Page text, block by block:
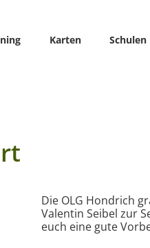
Karten Schulen
Die OLG Hondrich
Valentin Seibel zur
euch eine gute